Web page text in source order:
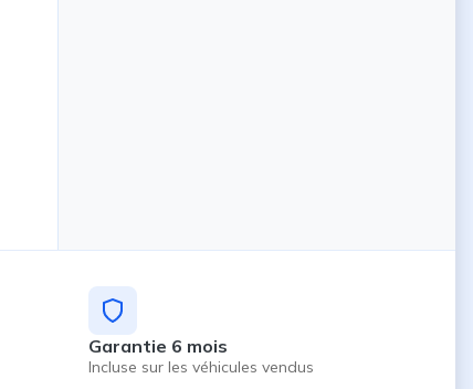
Garantie 6 mois
Incluse sur les véhicules vendus